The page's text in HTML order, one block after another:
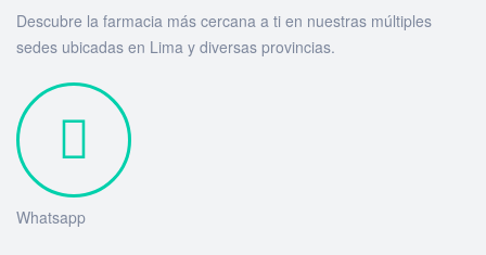
Descubre la farmacia más cercana a ti en nuestras múltiples
sedes ubicadas en Lima y diversas provincias.
Whatsapp